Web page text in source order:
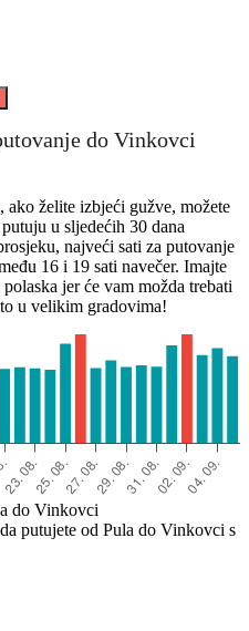
do Vinkovci
želite izbjeći gužve, možete
u sljedećih 30 dana
najveći sati za putovanje
16 i 19 sati navečer. Imajte
jer će vam možda trebati
u velikim gradovima!
do Vinkovci
putujete od Pula do Vinkovci s